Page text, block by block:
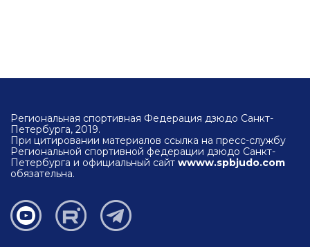
Региональная спортивная Федерация дзюдо Санкт-
Петербурга, 2019.
При цитировании материалов ссылка на пресс-службу
Региональной спортивной федерации дзюдо Санкт-
Петербурга и официальный сайт wwww.spbjudo.com
обязательна.